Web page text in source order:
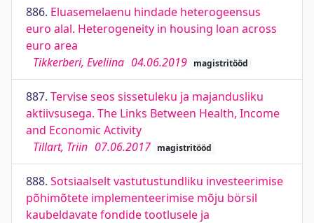
886. Eluasemelaenu hindade heterogeensus
euro alal. Heterogeneity in housing loan across
euro area
Tikkerberi, Eveliina 04.06.2019 magistritööd
887. Tervise seos sissetuleku ja majandusliku
aktiivsusega. The Links Between Health, Income
and Economic Activity
Tillart, Triin 07.06.2017 magistritööd
888. Sotsiaalselt vastutustundliku investeerimise
põhimõtete implementeerimise mõju börsil
kaubeldavate fondide tootlusele ja